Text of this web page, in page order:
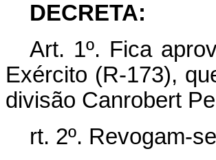
DECRETA:
Art. 1º. Fica
Exército (R-173),
divisão Canrobert
rt. 2º. Revogam-